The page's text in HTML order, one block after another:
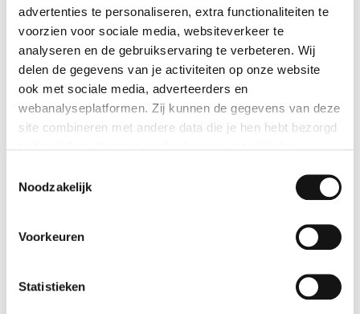
advertenties te personaliseren, extra functionaliteiten te
voorzien voor sociale media, websiteverkeer te
analyseren en de gebruikservaring te verbeteren. Wij
delen de gegevens van je activiteiten op onze website
ook met sociale media, adverteerders en
webanalyseplatformen. Zij kunnen de gegevens van deze
site combineren met andere data die je hen hebt bezorgd
Indien je dat toestaat, kunnen wij of onze partners onder
Informatie verzamelen over je geografische locatie
Bepaalde voorkeuren en profielen identificeren om
Noodzakelijk
Voorkeuren
Statistieken